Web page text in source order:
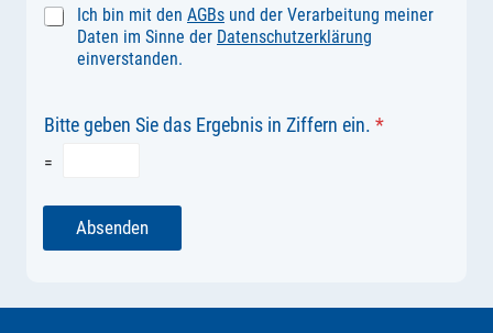
Ich bin mit den AGBs und der Verarbeitung meiner
Daten im Sinne der Datenschutzerklärung
einverstanden.
Bitte geben Sie das Ergebnis in Ziffern ein. *
=
Absenden